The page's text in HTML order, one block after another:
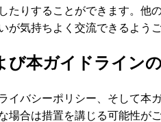
たりすることができます。他
が気持ちよく交流できるよう
び本ガイドライン
イバシーポリシー、そして本
合は措置を講じる可能性がご